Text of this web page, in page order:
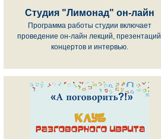
Студия "Лимонад" он-лайн
Программа работы студии включает
проведение он-лайн лекций, презентаций,
концертов и интервью.